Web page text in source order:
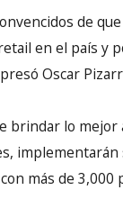
de
en el país y
Oscar
brindar lo
más de 3,000